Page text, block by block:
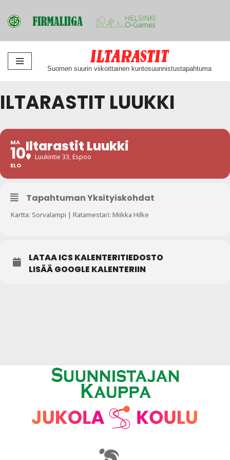
Siirry
Suomen suurin viikoittainen kuntosuunnistustapahtuma
ILTARASTIT LUUKKI
MA
10
ELO
Iltarastit Luukki
Luukintie 33, Espoo
Tapahtuman Yksityiskohdat
Kartta: Sorvalampi | Ratamestari: Miikka Hilke
LATAA ICS KALENTERITIEDOSTO
LISÄÄ GOOGLE KALENTERIIN